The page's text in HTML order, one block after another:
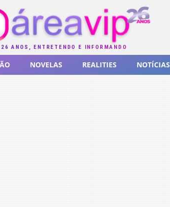
26 ANOS, ENTRETENDO E INFORMANDO
NOVELAS REALITIES NOTÍCIAS